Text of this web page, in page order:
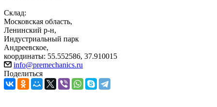
Склад:
Московская область,
Ленинский р-н,
Индустриальный парк
Андреевское,
координаты: 55.552586, 37.910015
info@premechanics.ru
Поделиться